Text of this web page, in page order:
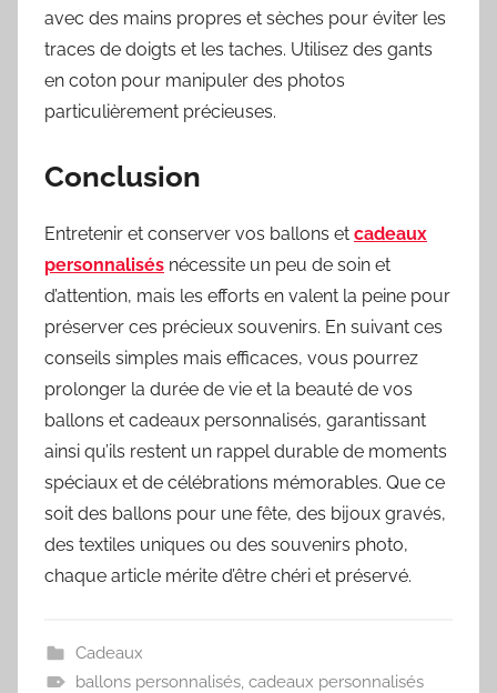
avec des mains propres et sèches pour éviter les
traces de doigts et les taches. Utilisez des gants
en coton pour manipuler des photos
particulièrement précieuses.
Conclusion
Entretenir et conserver vos ballons et cadeaux
personnalisés nécessite un peu de soin et
d’attention, mais les efforts en valent la peine pour
préserver ces précieux souvenirs. En suivant ces
conseils simples mais efficaces, vous pourrez
prolonger la durée de vie et la beauté de vos
ballons et cadeaux personnalisés, garantissant
ainsi qu’ils restent un rappel durable de moments
spéciaux et de célébrations mémorables. Que ce
soit des ballons pour une fête, des bijoux gravés,
des textiles uniques ou des souvenirs photo,
chaque article mérite d’être chéri et préservé.
Cadeaux
ballons personnalisés, cadeaux personnalisés